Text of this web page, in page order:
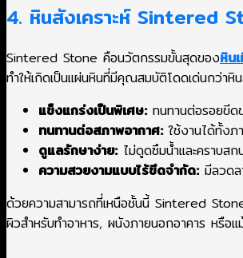
4. หินสังเคราะห์ Sintered
Sintered Stone คือนวัตกรรมขั้นสุดของหิน
ทำให้เกิดเป็นแผ่นหินที่มีคุณสมบัติโดดเด่นกว่าหิน
แข็งแกร่งเป็นพิเศษ:ทนทานต่อรอยขีด
ทนทานต่อสภาพอากาศ:ใช้งานได้ทั้งภ
ดูแลรักษาง่าย:ไม่ดูดซึมน้ำและคราบสก
ความสวยงามแบบไร้ขีดจำกัด:มีลวดล
ด้วยความสามารถที่เหนือชั้นนี้ Sintered
ผิวสำหรับทำอาหาร, ผนังภายนอกอาคาร หรือแ